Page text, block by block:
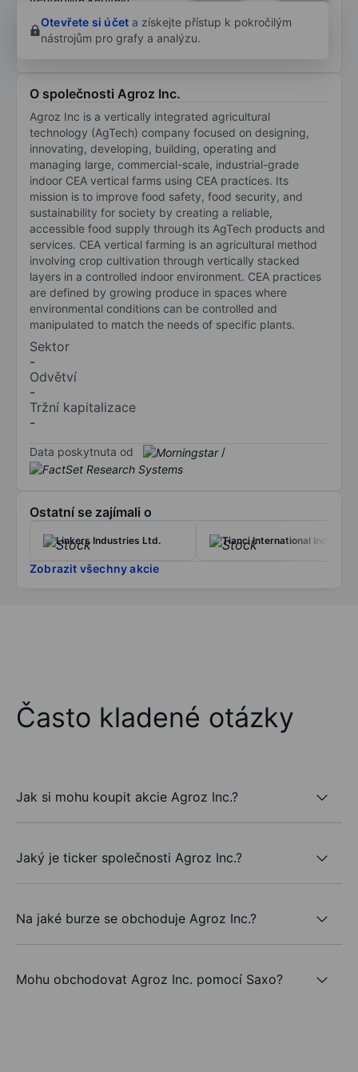
Otevřete si účet a získejte přístup k pokročilým
nástrojům pro grafy a analýzu.
O společnosti Agroz Inc.
Agroz Inc is a vertically integrated agricultural
technology (AgTech) company focused on designing,
innovating, developing, building, operating and
managing large, commercial-scale, industrial-grade
indoor CEA vertical farms using CEA practices. Its
mission is to improve food safety, food security, and
sustainability for society by creating a reliable,
accessible food supply through its AgTech products and
services. CEA vertical farming is an agricultural method
involving crop cultivation through vertically stacked
layers in a controlled indoor environment. CEA practices
are defined by growing produce in spaces where
environmental conditions can be controlled and
manipulated to match the needs of specific plants.
Sektor
-
Odvětví
-
Tržní kapitalizace
-
Data poskytnuta od /
Ostatní se zajímali o
Linkers Industries Ltd. Tianci International Inc
Zobrazit všechny akcie
Často kladené otázky
Jak si mohu koupit akcie Agroz Inc.?
Jaký je ticker společnosti Agroz Inc.?
Na jaké burze se obchoduje Agroz Inc.?
Mohu obchodovat Agroz Inc. pomocí Saxo?